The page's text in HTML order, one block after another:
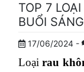
TOP 7
BUỔI
17/06/2024 -
Loạirau